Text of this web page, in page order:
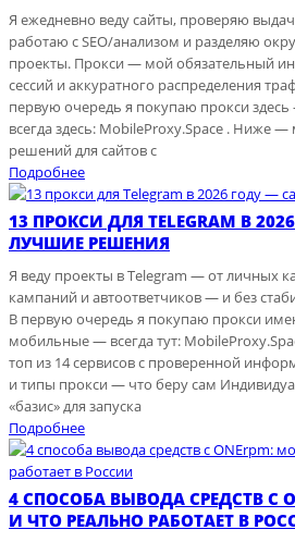
Я ежедневно веду сайты, проверяю
работаю с SEO/анализом и разделяю
проекты. Прокси — мой обязательный
сессий и аккуратного распределения
первую очередь я покупаю прокси
всегда здесь: MobileProxy.Space . Ниже
решений для сайтов с
Подробнее
13 ПРОКСИ ДЛЯ TELEGRAM В
ЛУЧШИЕ РЕШЕНИЯ
Я веду проекты в Telegram — от личных
кампаний и автоответчиков — и без
В первую очередь я покупаю прокси
мобильные — всегда тут:
топ из 14 сервисов с проверенной
и типы прокси — что беру сам
«базис» для запуска
Подробнее
4 СПОСОБА ВЫВОДА СРЕДСТВ С
И ЧТО РЕАЛЬНО РАБОТАЕТ В